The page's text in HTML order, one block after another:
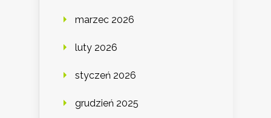
marzec 2026
luty 2026
styczeń 2026
grudzień 2025